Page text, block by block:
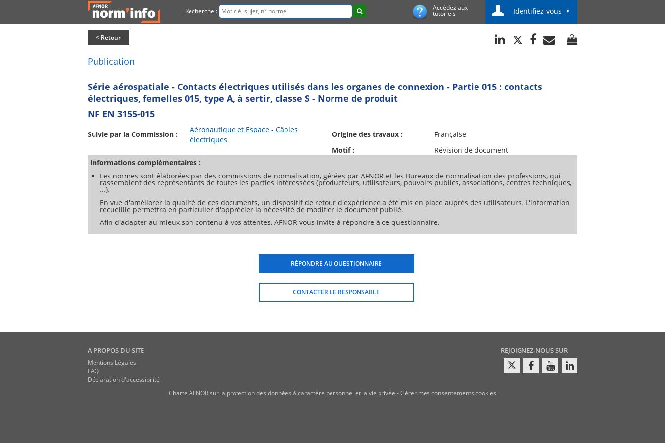
Recherche : Accédez aux
tutoriels Identifiez-vous
< Retour
Publication
Série aérospatiale - Contacts électriques utilisés dans les organes de connexion - Partie 015 : contacts
électriques, femelles 015, type A, à sertir, classe S - Norme de produit
NF EN 3155-015
Suivie par la Commission :
Aéronautique et Espace - Câbles
électriques
Origine des travaux :
Française
Motif :
Révision de document
Informations complémentaires :
Les normes sont élaborées par des commissions de normalisation, gérées par AFNOR et les Bureaux de normalisation des professions, qui
rassemblent des représentants de toutes les parties intéressées (producteurs, utilisateurs, pouvoirs publics, associations, centres techniques,
...).
En vue d'améliorer la qualité de ces documents, un dispositif de retour d'expérience a été mis en place auprès des utilisateurs. L'information
recueillie permettra en particulier d'apprécier la nécessité de modifier le document publié.
Afin d'adapter au mieux son contenu à vos attentes, AFNOR vous invite à répondre à ce questionnaire.
RÉPONDRE AU QUESTIONNAIRE
CONTACTER LE RESPONSABLE
A PROPOS DU SITE
Mentions Légales
FAQ
Déclaration d'accessibilité
REJOIGNEZ-NOUS SUR
Charte AFNOR sur la protection des données à caractère personnel et la vie privée -Gérer mes consentements cookies